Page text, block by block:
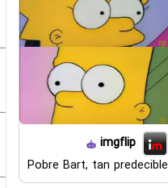
imgflip
Pobre Bart, tan predecible